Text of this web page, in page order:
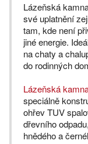
Lázeňská
své uplatnění
tam, kde není
jiné energie.
na chaty a
do rodinných
Lázeňská
speciálně
ohřev TUV
dřevního
hnědého a